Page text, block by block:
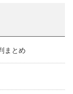
まとめ